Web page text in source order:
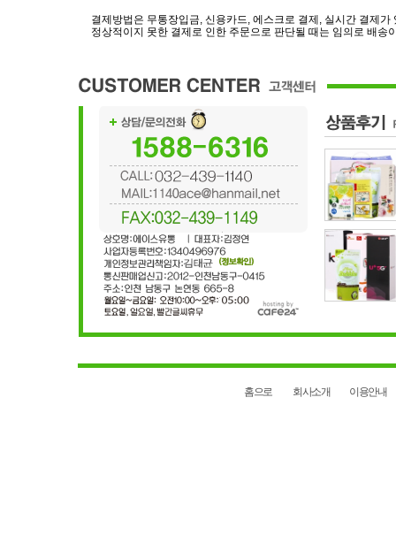
결제방법은 무통장입금, 신용카드, 에스크로 결제, 실시간 결제가
정상적이지 못한 결제로 인한 주문으로 판단될 때는 임의로 배송
홈으로 회사소개 이용안내